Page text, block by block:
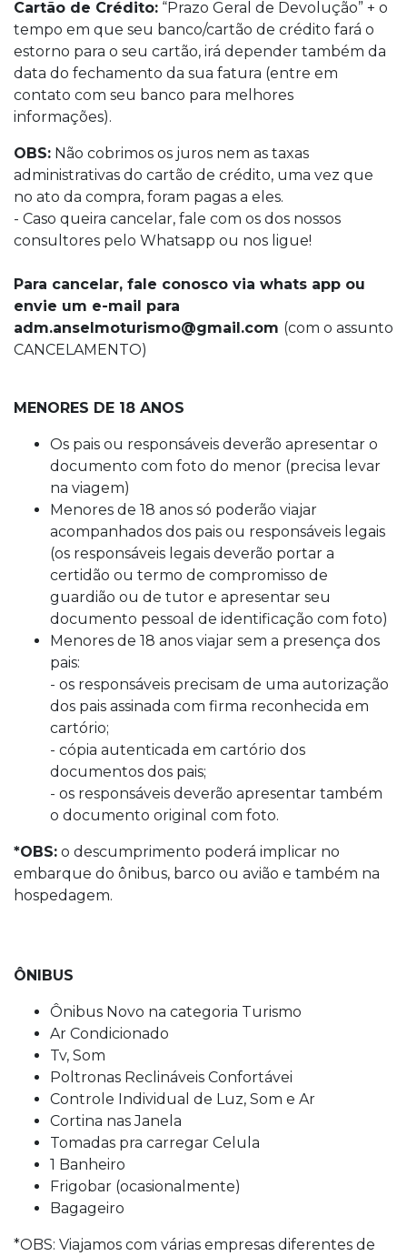
Cartão de Crédito: “Prazo Geral de Devolução” + o
tempo em que seu banco/cartão de crédito fará o
estorno para o seu cartão, irá depender também da
data do fechamento da sua fatura (entre em
contato com seu banco para melhores
informações).
OBS: Não cobrimos os juros nem as taxas
administrativas do cartão de crédito, uma vez que
no ato da compra, foram pagas a eles.
- Caso queira cancelar, fale com os dos nossos
consultores pelo Whatsapp ou nos ligue!
Para cancelar, fale conosco via whats app ou
envie um e-mail para
adm.anselmoturismo@gmail.com (com o assunto
CANCELAMENTO)
MENORES DE 18 ANOS
Os pais ou responsáveis deverão apresentar o
documento com foto do menor (precisa levar
na viagem)
Menores de 18 anos só poderão viajar
acompanhados dos pais ou responsáveis legais
(os responsáveis legais deverão portar a
certidão ou termo de compromisso de
guardião ou de tutor e apresentar seu
documento pessoal de identificação com foto)
Menores de 18 anos viajar sem a presença dos
pais:
- os responsáveis precisam de uma autorização
dos pais assinada com firma reconhecida em
cartório;
- cópia autenticada em cartório dos
documentos dos pais;
- os responsáveis deverão apresentar também
o documento original com foto.
*OBS: o descumprimento poderá implicar no
embarque do ônibus, barco ou avião e também na
hospedagem.
ÔNIBUS
Ônibus Novo na categoria Turismo
Ar Condicionado
Tv, Som
Poltronas Reclináveis Confortávei
Controle Individual de Luz, Som e Ar
Cortina nas Janela
Tomadas pra carregar Celula
1 Banheiro
Frigobar (ocasionalmente)
Bagageiro
*OBS: Viajamos com várias empresas diferentes de